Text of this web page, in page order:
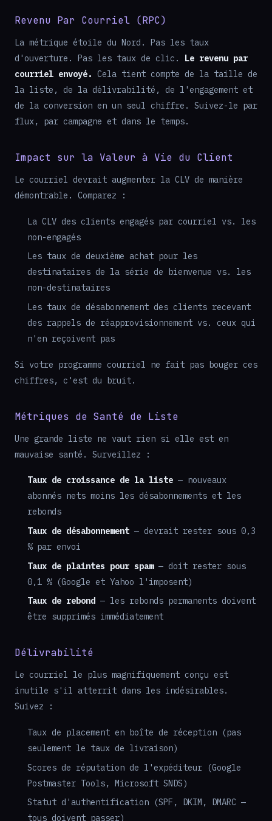
Revenu Par Courriel (RPC)
La métrique étoile du Nord. Pas les taux
d'ouverture. Pas les taux de clic. Le revenu par
courriel envoyé. Cela tient compte de la taille de
la liste, de la délivrabilité, de l'engagement et
de la conversion en un seul chiffre. Suivez-le par
flux, par campagne et dans le temps.
Impact sur la Valeur à Vie du Client
Le courriel devrait augmenter la CLV de manière
démontrable. Comparez :
La CLV des clients engagés par courriel vs. les
non-engagés
Les taux de deuxième achat pour les
destinataires de la série de bienvenue vs. les
non-destinataires
Les taux de désabonnement des clients recevant
des rappels de réapprovisionnement vs. ceux qui
n'en reçoivent pas
Si votre programme courriel ne fait pas bouger ces
chiffres, c'est du bruit.
Métriques de Santé de Liste
Une grande liste ne vaut rien si elle est en
mauvaise santé. Surveillez :
Taux de croissance de la liste — nouveaux
abonnés nets moins les désabonnements et les
rebonds
Taux de désabonnement — devrait rester sous 0,3
% par envoi
Taux de plaintes pour spam— doit rester sous
0,1 % (Google et Yahoo l'imposent)
Taux de rebond — les rebonds permanents doivent
être supprimés immédiatement
Délivrabilité
Le courriel le plus magnifiquement conçu est
inutile s'il atterrit dans les indésirables.
Suivez :
Taux de placement en boîte de réception (pas
seulement le taux de livraison)
Scores de réputation de l'expéditeur (Google
Postmaster Tools, Microsoft SNDS)
Statut d'authentification (SPF, DKIM, DMARC —
tous doivent passer)